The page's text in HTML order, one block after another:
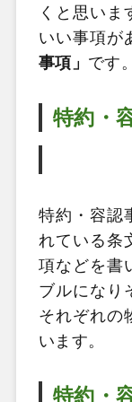
くと思いま
いい事項が
事項」 です。
特約・
特約・容認
れている条
項などを書
ブルになり
それぞれの
います。
特約・